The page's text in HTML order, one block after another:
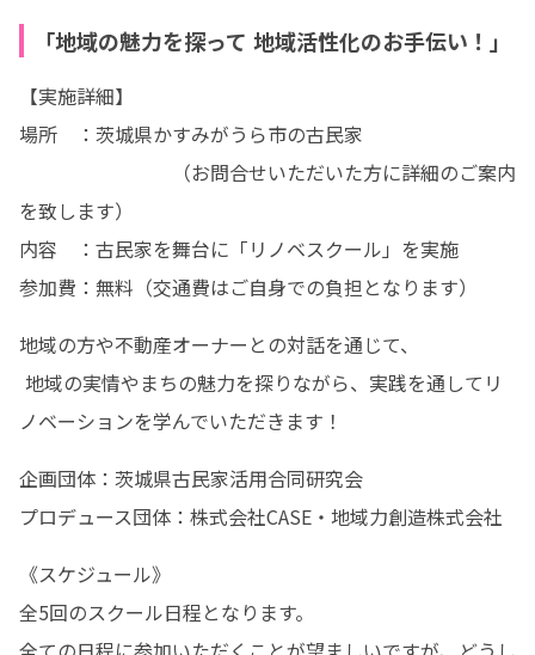
「地域の魅力を探って 地域活性化のお手伝い！」
【実施詳細】
場所　：茨城県かすみがうら市の古民家
（お問合せいただいた方に詳細のご案内
を致します）
内容　：古民家を舞台に「リノベスクール」を実施
参加費：無料（交通費はご自身での負担となります）
地域の方や不動産オーナーとの対話を通じて、
ノベーションを学んでいただきます！
企画団体：茨城県古⺠家活用合同研究会
プロデュース団体：株式会社CASE・地域力創造株式会社
《スケジュール》
全5回のスクール日程となります。